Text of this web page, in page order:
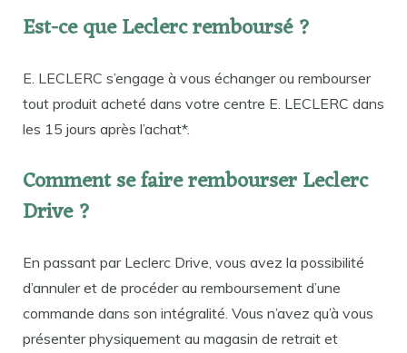
Est-ce que Leclerc remboursé ?
E. LECLERC s’engage à vous échanger ou rembourser
tout produit acheté dans votre centre E. LECLERC dans
les 15 jours après l’achat*.
Comment se faire rembourser Leclerc
Drive ?
En passant par Leclerc Drive, vous avez la possibilité
d’annuler et de procéder au remboursement d’une
commande dans son intégralité. Vous n’avez qu’à vous
présenter physiquement au magasin de retrait et